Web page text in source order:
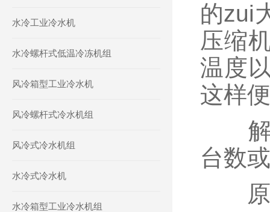
水冷工业冷水机
水冷螺杆式低温冷冻机组
风冷箱型工业冷水机
风冷螺杆式冷水机组
风冷式冷水机组
水冷式冷水机
水冷箱型工业冷水机组
的zui
压缩
温度
这样
解
台数
原